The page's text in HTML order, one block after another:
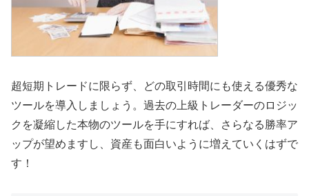
超短期トレードに限らず、どの取引時間にも使える優秀な
ツールを導入しましょう。過去の上級トレーダーのロジッ
クを凝縮した本物のツールを手にすれば、さらなる勝率ア
ップが望めますし、資産も面白いように増えていくはずで
す！